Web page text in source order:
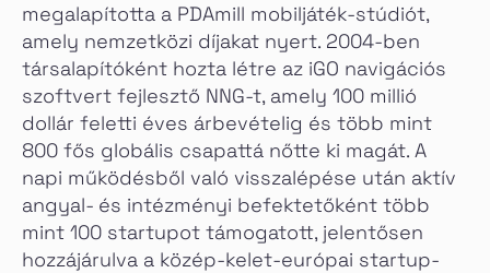
megalapította a PDAmill mobiljáték-stúdiót,
amely nemzetközi díjakat nyert. 2004-ben
társalapítóként hozta létre az iGO navigációs
szoftvert fejlesztő NNG-t, amely 100 millió
dollár feletti éves árbevételig és több mint
800 fős globális csapattá nőtte ki magát. A
napi működésből való visszalépése után aktív
angyal- és intézményi befektetőként több
mint 100 startupot támogatott, jelentősen
hozzájárulva a közép-kelet-európai startup-